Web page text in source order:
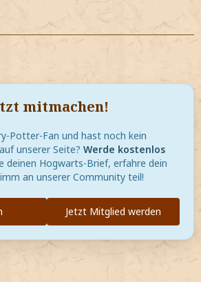
mitmachen!
Potter-Fan und hast noch kein
unserer Seite? Werde kostenlos
deinen Hogwarts-Brief, erfahre dein
an unserer Community teil!
Jetzt Mitglied werden